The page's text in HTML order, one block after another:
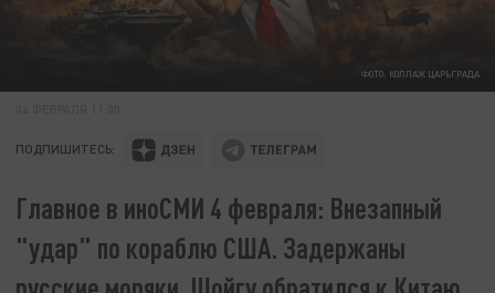
ФОТО: КОЛЛАЖ ЦАРЬГРАДА
ПОДПИШИТЕСЬ:
Главное в иноСМИ 4 февраля: Внезапный
"удар" по кораблю США. Задержаны